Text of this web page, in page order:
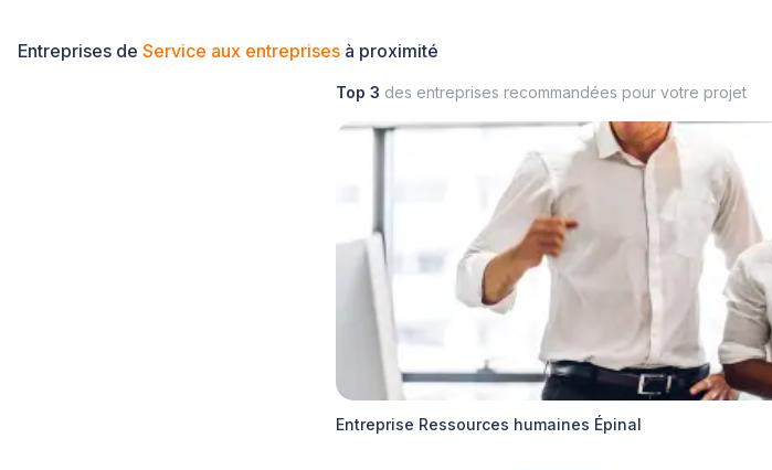
Entreprises de Service aux entreprises à proximité
Top 3 des entreprises recommandées pour votre projet
Entreprise Ressources humaines Épinal